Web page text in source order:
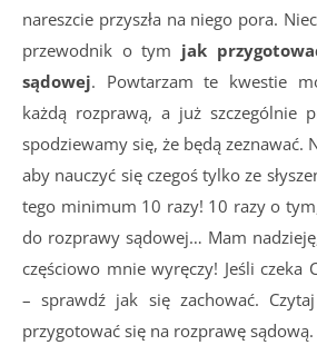
nareszcie przyszła na niego pora.
przewodnik o tym jak
sądowej. Powtarzam te kwestie
każdą rozprawą, a już szczególnie
spodziewamy się, że będą zeznawać.
aby nauczyć się czegoś tylko ze
tego minimum 10 razy! 10 razy o
do rozprawy sądowej… Mam
częściowo mnie wyręczy! Jeśli czeka
– sprawdź jak się zachować.
przygotować się na rozprawę sądową.